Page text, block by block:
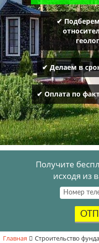
✔
✔ Делаем в
✔ Оплата по
Получите
исходя из
Главная Строительство